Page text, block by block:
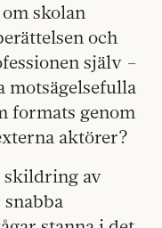
skolan
och
själv –
motsägelsefulla
formats genom
aktörer?
skildring av